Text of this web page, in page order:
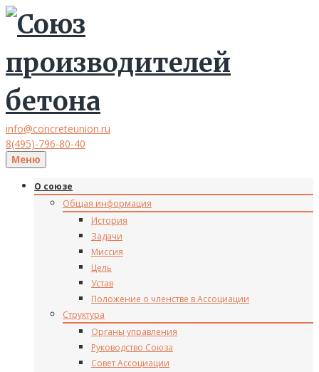
info@concreteunion.ru
8(495)-796-80-40
Меню
О союзе
Общая информация
История
Задачи
Миссия
Цель
Устав
Положение о членстве в Ассоциации
Структура
Органы управления
Руководство Союза
Совет Ассоциации